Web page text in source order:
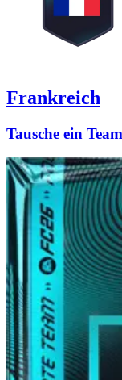
Frankreich
Tausche ein